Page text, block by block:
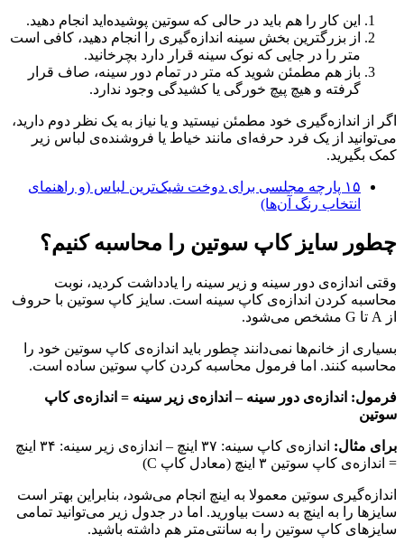
این کار را هم باید در حالی که سوتین پوشیده‌اید انجام دهید.
از بزرگترین بخش سینه اندازه‌گیری را انجام دهید، کافی است
متر را در جایی که نوک سینه قرار دارد بچرخانید.
باز هم مطمئن شوید که متر در تمام دور سینه، صاف قرار
گرفته و هیچ پیچ خورگی یا کشیدگی وجود ندارد.
اگر از اندازه‌گیری خود مطمئن نیستید و یا نیاز به یک نظر دوم دارید،
می‌توانید از یک فرد حرفه‌ای مانند خیاط یا فروشنده‌ی لباس زیر
کمک بگیرید.
۱۵ پارچه مجلسی برای دوخت شیک‌ترین لباس (و راهنمای
انتخاب رنگ آن‌ها)
چطور سایز کاپ سوتین را محاسبه کنیم؟
وقتی اندازه‌ی دور سینه و زیر سینه را یادداشت کردید، نوبت
محاسبه کردن اندازه‌ی کاپ سینه است. سایز کاپ سوتین با حروف
از A تا G مشخص می‌شود.
بسیاری از خانم‌ها نمی‌دانند چطور باید اندازه‌ی کاپ سوتین خود را
محاسبه کنند. اما فرمول محاسبه کردن کاپ سوتین ساده است.
فرمول: اندازه‌ی دور سینه – اندازه‌ی زیر سینه = اندازه‌ی کاپ
سوتین
برای مثال:
اندازه‌ی کاپ سینه: ۳۷ اینچ – اندازه‌ی زیر سینه: ۳۴ اینچ
= اندازه‌ی کاپ سوتین ۳ اینچ (معادل کاپ C)
اندازه‌گیری سوتین معمولا به اینچ انجام می‌شود، بنابراین بهتر است
سایزها را به اینچ به دست بیاورید. اما در جدول زیر می‌توانید تمامی
سایزهای کاپ سوتین را به سانتی‌متر هم داشته باشید.